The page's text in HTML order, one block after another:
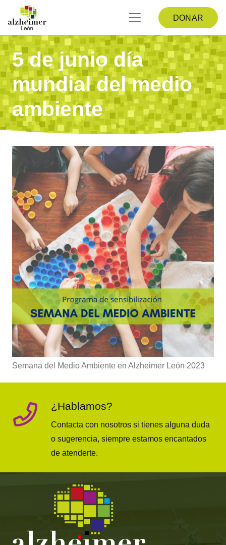
DONAR
5 de junio día
mundial del medio
ambiente
Semana del Medio Ambiente en Alzheimer León 2023
¿Hablamos?
Contacta con nosotros si tienes alguna duda
o sugerencia, siempre estamos encantados
de atenderte.